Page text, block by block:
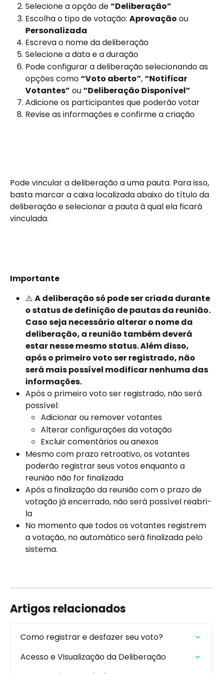
Selecione a opção de “Deliberação”
Escolha o tipo de votação: Aprovação ou
Personalizada
Escreva o nome da deliberação
Selecione a data e a duração
Pode configurar a deliberação selecionando as
opções como “Voto aberto”, “Notificar
Votantes” ou “Deliberação Disponível”
Adicione os participantes que poderão votar
Revise as informações e confirme a criação
Pode vincular a deliberação a uma pauta. Para isso,
basta marcar a caixa localizada abaixo do título da
deliberação e selecionar a pauta à qual ela ficará
vinculada.
Importante
⚠️ A deliberação só pode ser criada durante
o status de definição de pautas da reunião.
Caso seja necessário alterar o nome da
deliberação, a reunião também deverá
estar nesse mesmo status. Além disso,
após o primeiro voto ser registrado, não
será mais possível modificar nenhuma das
informações.
Após o primeiro voto ser registrado, não será
possível:
Adicionar ou remover votantes
Alterar configurações da votação
Excluir comentários ou anexos
Mesmo com prazo retroativo, os votantes
poderão registrar seus votos enquanto a
reunião não for finalizada
Após a finalização da reunião com o prazo de
votação já encerrado, não será possível reabri-
la
No momento que todos os votantes registrem
a votação, no automático será finalizada pelo
sistema.
Artigos relacionados
Como registrar e desfazer seu voto?
Acesso e Visualização da Deliberação